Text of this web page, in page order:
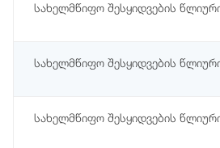
სახელმწიფო შესყიდვების
სახელმწიფო შესყიდვების
სახელმწიფო შესყიდვების